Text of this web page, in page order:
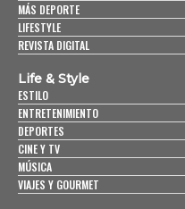
MÁS DEPORTE
LIFESTYLE
REVISTA DIGITAL
Life & Style
ESTILO
ENTRETENIMIENTO
DEPORTES
CINE Y TV
MÚSICA
VIAJES Y GOURMET